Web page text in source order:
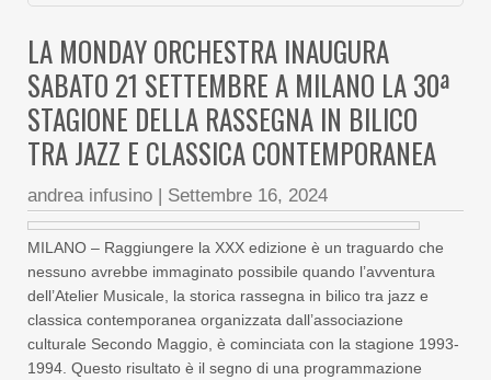
LA MONDAY ORCHESTRA INAUGURA
SABATO 21 SETTEMBRE A MILANO LA 30ª
STAGIONE DELLA RASSEGNA IN BILICO
TRA JAZZ E CLASSICA CONTEMPORANEA
andrea infusino | Settembre 16, 2024
MILANO – Raggiungere la XXX edizione è un traguardo che
nessuno avrebbe immaginato possibile quando l’avventura
dell’Atelier Musicale, la storica rassegna in bilico tra jazz e
classica contemporanea organizzata dall’associazione
culturale Secondo Maggio, è cominciata con la stagione 1993-
1994. Questo risultato è il segno di una programmazione